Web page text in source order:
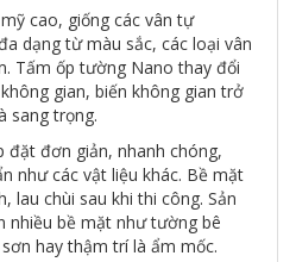
cao, giống các vân tự
dạng từ màu sắc, các loại vân
Tấm ốp tường Nano thay đổi
gian, biến không gian trở
sang trọng.
đặt đơn giản, nhanh chóng,
như các vật liệu khác. Bề mặt
lau chùi sau khi thi công. Sản
nhiều bề mặt như tường bê
hay thậm trí là ẩm mốc.